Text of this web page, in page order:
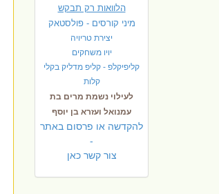
הלוואות רק תבקש
מיני קורסים - פולסטאק
יצירת טריויה
יויו משחקים
קליפיקלפ - קליפ מדליק בקלי
קלות
לעילוי נשמת מרים בת
עמנואל ועזרא בן יוסף
להקדשה או פרסום באתר
-
צור קשר כאן